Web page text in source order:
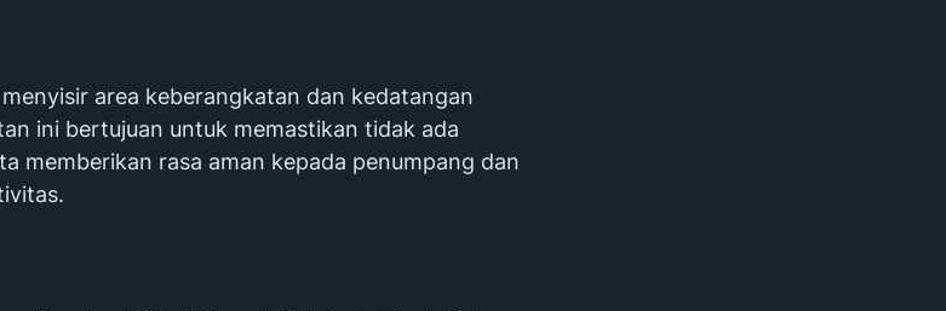
area keberangkatan dan kedatangan
ini bertujuan untuk memastikan tidak ada
memberikan rasa aman kepada penumpang dan